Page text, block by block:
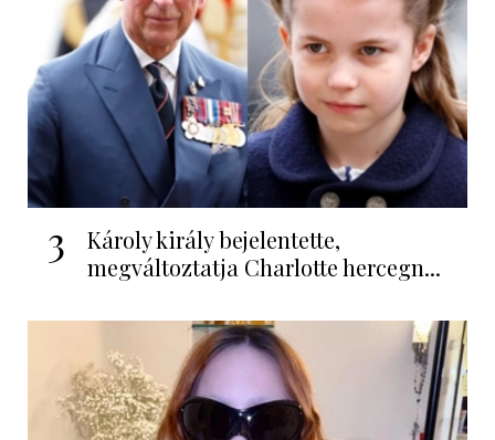
3
Károly király bejelentette,
megváltoztatja Charlotte hercegn...